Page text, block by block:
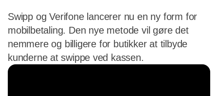
Swipp og Verifone lancerer nu en ny form for
mobilbetaling. Den nye metode vil gøre det
nemmere og billigere for butikker at tilbyde
kunderne at swippe ved kassen.